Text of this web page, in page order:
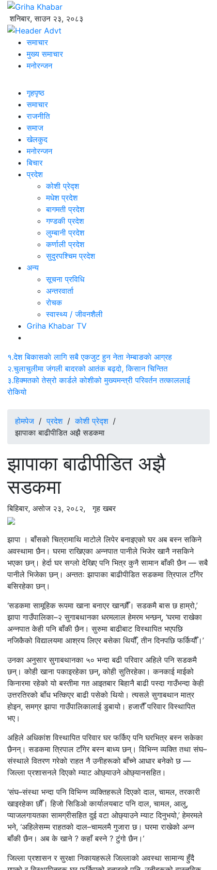
शनिबार, साउन २३, २०८३
समाचार
मुख्य समाचार
मनोरन्जन
गृहपृष्ठ
समाचार
राजनीति
समाज
खेलकुद
मनोरन्जन
बिचार
प्रदेश
कोशी प्रेद्श
मधेश प्रदेश
बागमती प्रदेश
गण्डकी प्रदेश
लुम्बानी प्रदेश
कर्णाली प्रदेश
सुदुरपश्चिम प्रदेश
अन्य
सूचना प्रविधि
अन्तरवार्ता
रोचक
स्वास्थ्य / जीवनशैली
Griha Khabar TV
१.देश बिकासकाे लागि सबै एकजुट हुन नेता नेम्बाङकाे आग्रह
२.चुलाचुलीमा जंगली बादरको आतंक बढ्दो, किसान चिन्तित
३.हिक्मतको तेस्रो कार्डले कोशीको मुख्यमन्त्री परिवर्तन तत्काललाई
रोकियो
होमपेज/प्रदेश/कोशी प्रेद्श/
झापाका बाढीपीडित अझै सडकमा
झापाका बाढीपीडित अझै
सडकमा
बिहिबार, असोज २३, २०८२, गृह खबर
झापा । बाँसको चित्रामाथि माटोले लिपेर बनाइएको घर अब बस्न सकिने
अवस्थामा छैन। घरमा राखिएका अन्नपात पानीले भिजेर खानै नसकिने
भएका छन्। हेर्दा घर सग्लो देखिए पनि भित्र कुनै सामान बाँकी छैन — सबै
पानीले भिजेका छन्। अन्ततः झापाका बाढीपीडित सडकमा त्रिपाल टाँगेर
बसिरहेका छन्।
‘सडकमा सामूहिक रूपमा खाना बनाएर खान्छौँ। सडकमै बास छ हाम्रो,’
झापा गाउँपालिका–२ सुगाबथानका धरमलाल हेमरम भन्छन्, ‘घरमा राखेका
अन्नपात केही पनि बाँकी छैन। सुरुमा बाढीबाट विस्थापित भएपछि
नजिकैको विद्यालयमा आश्रय लिएर बसेका थियौँ, तीन दिनपछि फर्कियौँ।’
उनका अनुसार सुगाबथानका ५० भन्दा बढी परिवार अहिले पनि सडकमै
छन्। कोही खाना पकाइरहेका छन्, कोही सुतिरहेका। कनकाई माईको
किनारमा रहेको यो बस्तीमा गत आइतबार बिहानै बाढी पस्दा गाउँभन्दा केही
उत्तरतिरको बाँध भत्किएर बाढी पसेको थियो। त्यसले सुगाबथान मात्र
होइन, समग्र झापा गाउँपालिकालाई डुबायो। हजारौँ परिवार विस्थापित
भए।
अहिले अधिकांश विस्थापित परिवार घर फर्किए पनि घरभित्र बस्न सकेका
छैनन्। सडकमा त्रिपाल टाँगेर बस्न बाध्य छन्। विभिन्न व्यक्ति तथा संघ–
संस्थाले वितरण गरेको राहत नै उनीहरूको बाँच्ने आधार बनेको छ —
जिल्ला प्रशासनले दिएको म्याट ओछ्याउने ओछ्यानसहित।
‘संघ–संस्था भन्दा पनि विभिन्न व्यक्तिहरूले दिएको दाल, चामल, तरकारी
खाइरहेका छौँ। हिजो सिडिओ कार्यालयबाट पनि दाल, चामल, आलु,
प्याजलगायतका सामग्रीसहित दुई वटा ओछ्याउने म्याट दिनुभयो,’ हेमरमले
भने, ‘अहिलेसम्म राहतको दाल–चामलमै गुजारा छ। घरमा राखेको अन्न
बाँकी छैन। अब के खाने ? कहाँ बस्ने ? टुंगो छैन।’
जिल्ला प्रशासन र सुरक्षा निकायहरूले जिल्लाको अवस्था सामान्य हुँदै